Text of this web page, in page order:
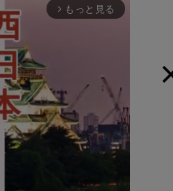
arrow_forward_ios もっと見る